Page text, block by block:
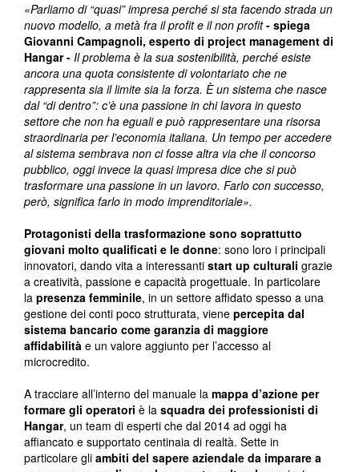
«Parliamo di “quasi” impresa perché si sta facendo strada un
nuovo modello, a metà fra il profit e il non profit- spiega
Giovanni Campagnoli, esperto di project management di
Hangar - Il problema è la sua sostenibilità, perché esiste
ancora una quota consistente di volontariato che ne
rappresenta sia il limite sia la forza. È un sistema che nasce
dal “di dentro”: c’è una passione in chi lavora in questo
settore che non ha eguali e può rappresentare una risorsa
straordinaria per l’economia italiana. Un tempo per accedere
al sistema sembrava non ci fosse altra via che il concorso
pubblico, oggi invece la quasi impresa dice che si può
trasformare una passione in un lavoro. Farlo con successo,
però, significa farlo in modo imprenditoriale».
Protagonisti della trasformazione sono soprattutto
giovani molto qualificati e le donne: sono loro i principali
innovatori, dando vita a interessanti start up culturali grazie
a creatività, passione e capacità progettuale. In particolare
la presenza femminile, in un settore affidato spesso a una
gestione dei conti poco strutturata, viene percepita dal
sistema bancario come garanzia di maggiore
affidabilità e un valore aggiunto per l’accesso al
microcredito.
A tracciare all’interno del manuale la mappa d’azione per
formare gli operatori è la squadra dei professionisti di
Hangar, un team di esperti che dal 2014 ad oggi ha
affiancato e supportato centinaia di realtà. Sette in
particolare gli ambiti del sapere aziendale da imparare a